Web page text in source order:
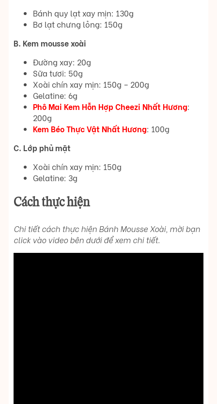
Bánh quy lạt xay mịn: 130g
Bơ lạt chưng lỏng: 150g
B. Kem mousse xoài
Đường xay: 20g
Sữa tươi: 50g
Xoài chín xay mịn: 150g – 200g
Gelatine: 6g
Phô Mai Kem Hỗn Hợp Cheezi Nhất Hương:
200g
Kem Béo Thực Vật Nhất Hương: 100g
C. Lớp phủ mặt
Xoài chín xay mịn: 150g
Gelatine: 3g
Cách thực hiện
Chi tiết cách thực hiện Bánh Mousse Xoài, mời bạn
click vào video bên dưới để xem chi tiết.